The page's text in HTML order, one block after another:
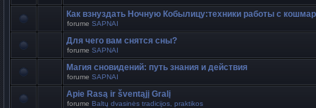
Как взнуздать Ночную Кобылицу:техники работы с
forume SAPNAI
Для чего вам снятся сны?
forume SAPNAI
Магия сновидений: путь знания и действия
forume SAPNAI
Apie Rasą ir šventąjį Gralį
forume Baltų dvasinės tradicijos, praktikos